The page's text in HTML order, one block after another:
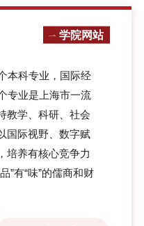
学院网站
本科专业，国际经
专业是上海市一流
教学、科研、社会
国际视野、数字赋
培养有核心竞争力
”有“味”的儒商和财